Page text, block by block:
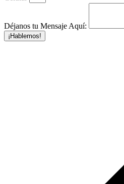
Déjanos tu Mensaje Aquí:
¡Hablemos!